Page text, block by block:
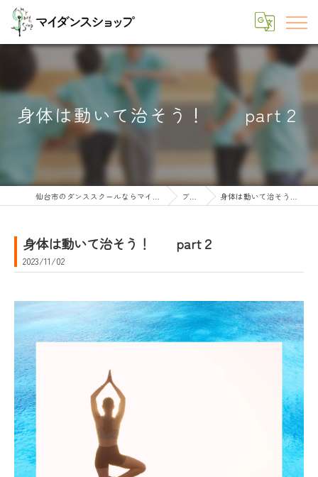
身体は動いて治そう！ part２
仙台市のダンススクールならマイダンスショップ ブログ 身体は動いて治そう！ part２
身体は動いて治そう！ part２
2023/11/02